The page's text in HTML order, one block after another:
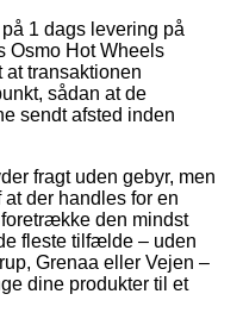
1 dags levering på
Osmo Hot Wheels
transaktionen
sådan at de
sendt afsted inden
fragt uden gebyr, men
der handles for en
den mindst
fleste tilfælde – uden
Grenaa eller Vejen –
dine produkter til et